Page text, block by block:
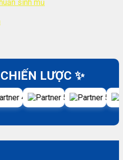
sinh mủ
LƯỢC ✨